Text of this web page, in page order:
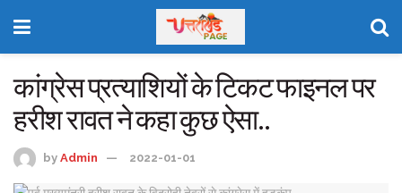
कांग्रेस प्रत्याशियों के टिकट फाइनल पर
हरीश रावत ने कहा कुछ ऐसा..
by Admin 2022-01-01